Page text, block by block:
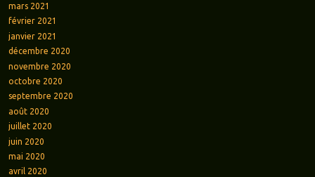
mars 2021
février 2021
janvier 2021
décembre 2020
novembre 2020
octobre 2020
septembre 2020
août 2020
juillet 2020
juin 2020
mai 2020
avril 2020